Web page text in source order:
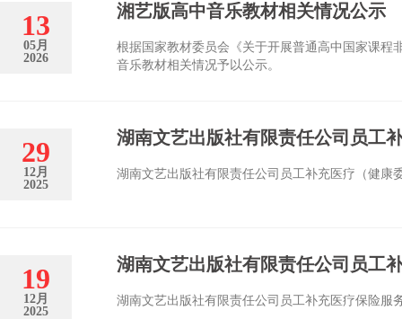
13
05月
2026
湘艺版高中音乐教材相关情况公示
根据国家教材委员会《关于开展普通高中国家课
音乐教材相关情况予以公示。
29
12月
2025
湖南文艺出版社有限责任公司员工
湖南文艺出版社有限责任公司员工补充医疗（健
19
12月
2025
湖南文艺出版社有限责任公司员工
湖南文艺出版社有限责任公司员工补充医疗保险服